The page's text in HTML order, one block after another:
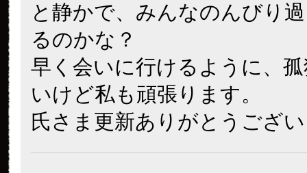
と静かで、みんなのんびり
るのかな？
早く会いに行けるように、
いけど私も頑張ります。
氏さま更新ありがとうござ